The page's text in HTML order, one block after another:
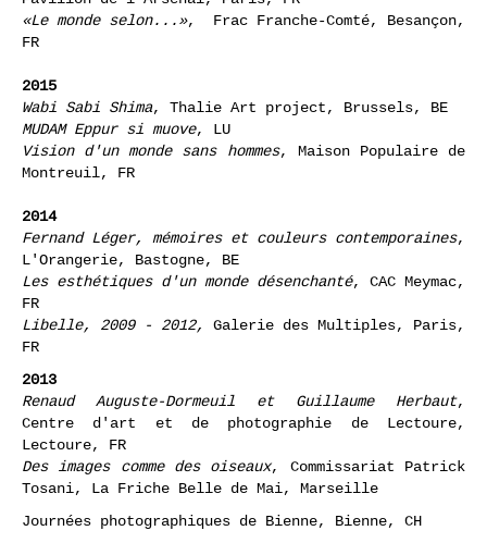
Artists and Architecture, Variable dimensions
Pavillon de l'Arsenal, Paris, FR
FR
2015
Wabi Sabi Shima, Thalie Art project, Brussels, BE
MUDAM Eppur si muove
Montreuil, FR
2014
Fernand Léger, mémoires et couleurs contemporaines
L'Orangerie, Bastogne, BE
Les esthétiques d'un monde désenchanté, CAC Meymac,
FR
FR
2013
Renaud Auguste-Dormeuil et Guillaume Herbaut
Centre d'art et de photographie de Lectoure,
Lectoure, FR
Tosani, La Friche Belle de Mai, Marseille